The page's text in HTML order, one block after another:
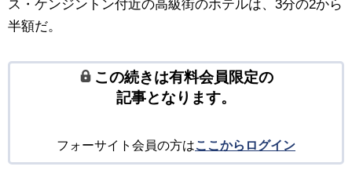
ス・ケンジントン付近の高級街のホテルは、3分の2から
半額だ。
この続きは有料会員限定の
記事となります。
フォーサイト会員の方はここからログイン